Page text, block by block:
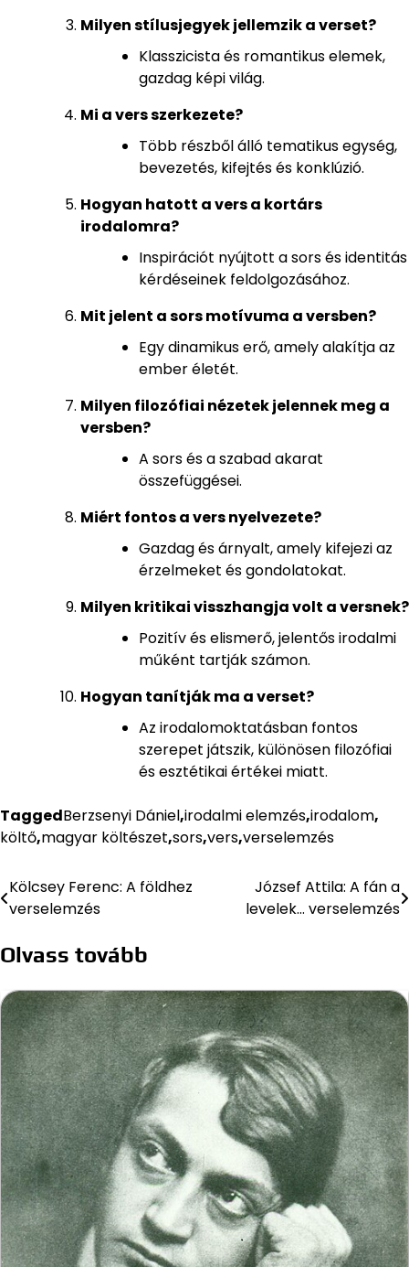
Milyen stílusjegyek jellemzik a verset?
Klasszicista és romantikus elemek,
gazdag képi világ.
Mi a vers szerkezete?
Több részből álló tematikus egység,
bevezetés, kifejtés és konklúzió.
Hogyan hatott a vers a kortárs
irodalomra?
Inspirációt nyújtott a sors és identitás
kérdéseinek feldolgozásához.
Mit jelent a sors motívuma a versben?
Egy dinamikus erő, amely alakítja az
ember életét.
Milyen filozófiai nézetek jelennek meg a
versben?
A sors és a szabad akarat
összefüggései.
Miért fontos a vers nyelvezete?
Gazdag és árnyalt, amely kifejezi az
érzelmeket és gondolatokat.
Milyen kritikai visszhangja volt a versnek?
Pozitív és elismerő, jelentős irodalmi
műként tartják számon.
Hogyan tanítják ma a verset?
Az irodalomoktatásban fontos
szerepet játszik, különösen filozófiai
és esztétikai értékei miatt.
TaggedBerzsenyi Dániel,irodalmi elemzés,irodalom,
költő,magyar költészet,sors,vers,verselemzés
Bejegyzés
Kölcsey Ferenc: A földhez
verselemzés
József Attila: A fán a
levelek… verselemzés
Olvass tovább